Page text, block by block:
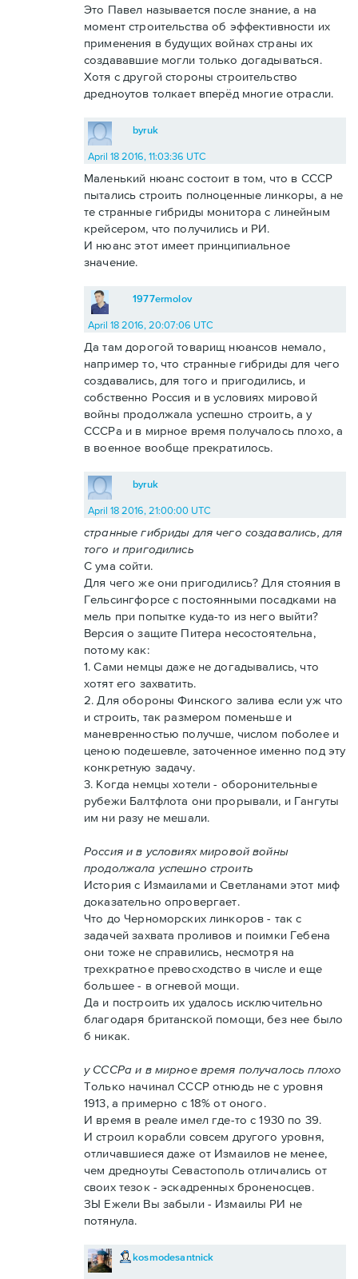
Это Павел называется после знание, а на
момент строительства об эффективности их
применения в будущих войнах страны их
создававшие могли только догадываться.
Хотя с другой стороны строительство
дредноутов толкает вперёд многие отрасли.
byruk
April 18 2016, 11:03:36 UTC
Маленький нюанс состоит в том, что в СССР
пытались строить полноценные линкоры, а не
те странные гибриды монитора с линейным
крейсером, что получились и РИ.
И нюанс этот имеет принципиальное
значение.
1977ermolov
April 18 2016, 20:07:06 UTC
Да там дорогой товарищ нюансов немало,
например то, что странные гибриды для чего
создавались, для того и пригодились, и
собственно Россия и в условиях мировой
войны продолжала успешно строить, а у
СССРа и в мирное время получалось плохо, а
в военное вообще прекратилось.
byruk
April 18 2016, 21:00:00 UTC
странные гибриды для чего создавались, для
того и пригодились
С ума сойти.
Для чего же они пригодились? Для стояния в
Гельсингфорсе с постоянными посадками на
мель при попытке куда-то из него выйти?
Версия о защите Питера несостоятельна,
потому как:
1. Сами немцы даже не догадывались, что
хотят его захватить.
2. Для обороны Финского залива если уж что
и строить, так размером поменьше и
маневренностью получше, числом поболее и
ценою подешевле, заточенное именно под эту
конкретную задачу.
3. Когда немцы хотели - оборонительные
рубежи Балтфлота они прорывали, и Гангуты
им ни разу не мешали.
Россия и в условиях мировой войны
продолжала успешно строить
История с Измаилами и Светланами этот миф
доказательно опровергает.
Что до Черноморских линкоров - так с
задачей захвата проливов и поимки Гебена
они тоже не справились, несмотря на
трехкратное превосходство в числе и еще
большее - в огневой мощи.
Да и построить их удалось исключительно
благодаря британской помощи, без нее было
б никак.
у СССРа и в мирное время получалось плохо
Только начинал СССР отнюдь не с уровня
1913, а примерно с 18% от оного.
И время в реале имел где-то с 1930 по 39.
И строил корабли совсем другого уровня,
отличавшиеся даже от Измаилов не менее,
чем дредноуты Севастополь отличались от
своих тезок - эскадренных броненосцев.
ЗЫ Ежели Вы забыли - Измаилы РИ не
потянула.
kosmodesantnick